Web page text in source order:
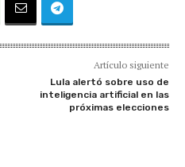
Artículo siguiente
Lula alertó sobre uso de
inteligencia artificial en las
próximas elecciones